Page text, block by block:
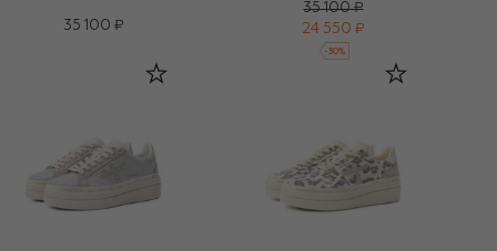
35 100 ₽
35 100 ₽
24 550 ₽
-30%